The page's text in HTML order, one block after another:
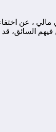
في مالي ، عن
السائق، قد